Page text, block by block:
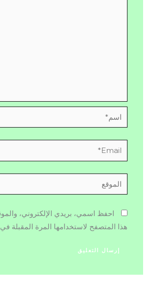
اسم*
Email*
الموقع
احفظ اسمي، بريدي الإلكتروني،
هذا المتصفح لاستخدامها المرة المقبلة